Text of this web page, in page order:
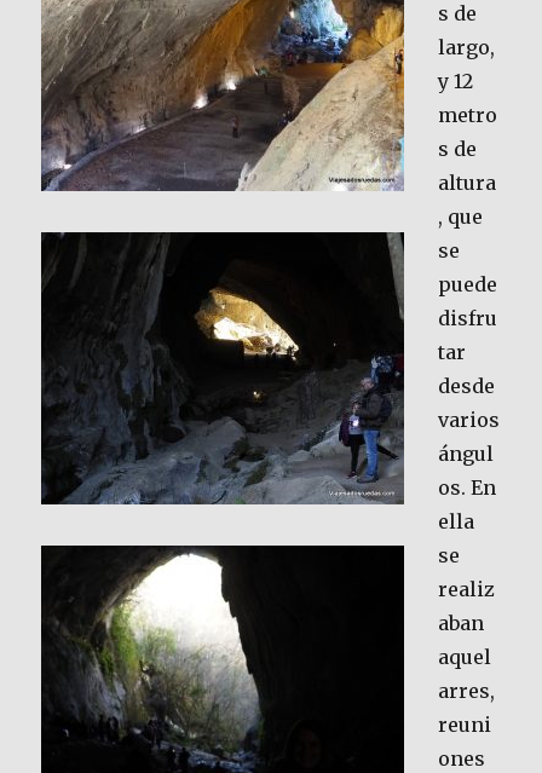
s de
largo,
y 12
metro
s de
altura
, que
se
puede
disfru
tar
desde
varios
ángul
os. En
ella
se
realiz
aban
aquel
arres,
reuni
ones